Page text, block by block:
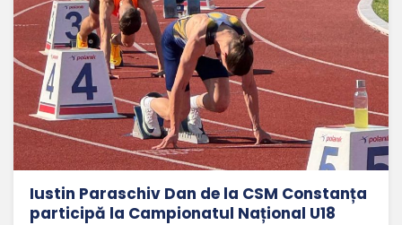
Iustin Paraschiv Dan de la CSM Constanța
participă la Campionatul Național U18